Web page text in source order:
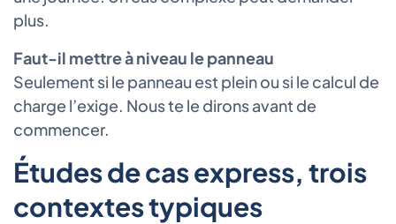
plus.
Faut-il mettre à niveau le panneau
Seulement si le panneau est plein ou si le calcul de
charge l’exige. Nous te le dirons avant de
commencer.
Études de cas express, trois
contextes typiques